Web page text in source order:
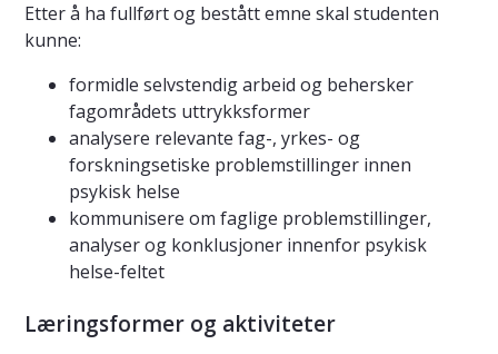
Etter å ha fullført og bestått emne skal studenten
kunne:
formidle selvstendig arbeid og behersker
fagområdets uttrykksformer
analysere relevante fag-, yrkes- og
forskningsetiske problemstillinger innen
psykisk helse
kommunisere om faglige problemstillinger,
analyser og konklusjoner innenfor psykisk
helse-feltet
Læringsformer og aktiviteter